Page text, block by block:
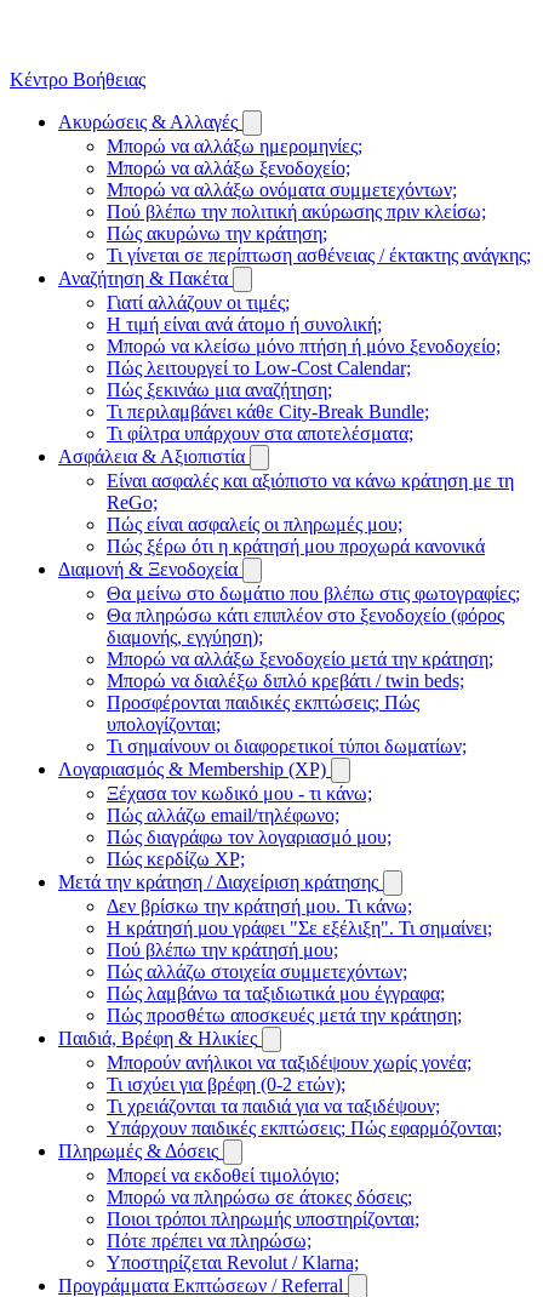
Κέντρο Βοήθειας
Ακυρώσεις & Αλλαγές
Μπορώ να αλλάξω ημερομηνίες;
Μπορώ να αλλάξω ξενοδοχείο;
Μπορώ να αλλάξω ονόματα συμμετεχόντων;
Πού βλέπω την πολιτική ακύρωσης πριν κλείσω;
Πώς ακυρώνω την κράτηση;
Τι γίνεται σε περίπτωση ασθένειας / έκτακτης ανάγκης;
Αναζήτηση & Πακέτα
Γιατί αλλάζουν οι τιμές;
Η τιμή είναι ανά άτομο ή συνολική;
Μπορώ να κλείσω μόνο πτήση ή μόνο ξενοδοχείο;
Πώς λειτουργεί το Low-Cost Calendar;
Πώς ξεκινάω μια αναζήτηση;
Τι περιλαμβάνει κάθε City-Break Bundle;
Τι φίλτρα υπάρχουν στα αποτελέσματα;
Ασφάλεια & Αξιοπιστία
Είναι ασφαλές και αξιόπιστο να κάνω κράτηση με τη
ReGo;
Πώς είναι ασφαλείς οι πληρωμές μου;
Πώς ξέρω ότι η κράτησή μου προχωρά κανονικά
Διαμονή & Ξενοδοχεία
Θα μείνω στο δωμάτιο που βλέπω στις φωτογραφίες;
Θα πληρώσω κάτι επιπλέον στο ξενοδοχείο (φόρος
διαμονής, εγγύηση);
Μπορώ να αλλάξω ξενοδοχείο μετά την κράτηση;
Μπορώ να διαλέξω διπλό κρεβάτι / twin beds;
Προσφέρονται παιδικές εκπτώσεις; Πώς
υπολογίζονται;
Τι σημαίνουν οι διαφορετικοί τύποι δωματίων;
Λογαριασμός & Membership (XP)
Ξέχασα τον κωδικό μου - τι κάνω;
Πώς αλλάζω email/τηλέφωνο;
Πώς διαγράφω τον λογαριασμό μου;
Πώς κερδίζω XP;
Μετά την κράτηση / Διαχείριση κράτησης
Δεν βρίσκω την κράτησή μου. Τι κάνω;
Η κράτησή μου γράφει "Σε εξέλιξη". Τι σημαίνει;
Πού βλέπω την κράτησή μου;
Πώς αλλάζω στοιχεία συμμετεχόντων;
Πώς λαμβάνω τα ταξιδιωτικά μου έγγραφα;
Πώς προσθέτω αποσκευές μετά την κράτηση;
Παιδιά, Βρέφη & Ηλικίες
Μπορούν ανήλικοι να ταξιδέψουν χωρίς γονέα;
Τι ισχύει για βρέφη (0-2 ετών);
Τι χρειάζονται τα παιδιά για να ταξιδέψουν;
Υπάρχουν παιδικές εκπτώσεις; Πώς εφαρμόζονται;
Πληρωμές & Δόσεις
Μπορεί να εκδοθεί τιμολόγιο;
Μπορώ να πληρώσω σε άτοκες δόσεις;
Ποιοι τρόποι πληρωμής υποστηρίζονται;
Πότε πρέπει να πληρώσω;
Υποστηρίζεται Revolut / Klarna;
Προγράμματα Εκπτώσεων / Referral